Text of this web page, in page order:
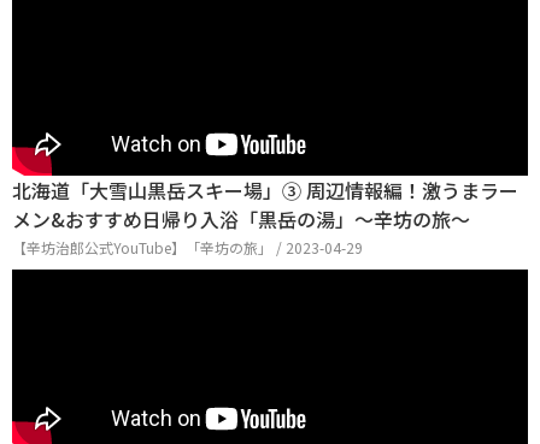
北海道「大雪山黒岳スキー場」③ 周辺情報編！激うまラー
メン&おすすめ日帰り入浴「黒岳の湯」～辛坊の旅～
【辛坊治郎公式YouTube】「辛坊の旅」 / 2023-04-29